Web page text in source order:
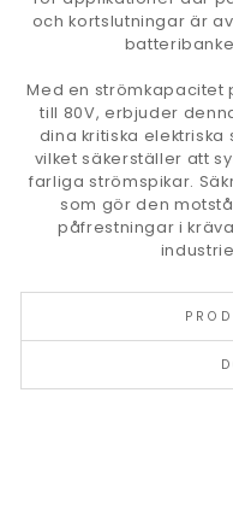
och kortslutningar är
Med en strömkapacitet
till 80V, erbjuder
dina kritiska elektriska
vilket säkerställer att
farliga strömspikar.
som gör den
påfrestningar i